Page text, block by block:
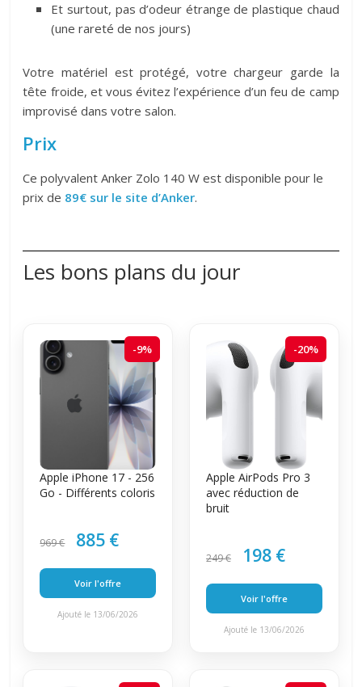
Et surtout, pas d’odeur étrange de plastique chaud
(une rareté de nos jours)
Votre matériel est protégé, votre chargeur garde la
tête froide, et vous évitez l’expérience d’un feu de camp
improvisé dans votre salon.
Prix
Ce polyvalent Anker Zolo 140 W est disponible pour le
prix de 89€ sur le site d’Anker.
Les bons plans du jour
-9%
Apple iPhone 17 - 256
Go - Différents coloris
969 € 885 €
Voir l'offre
Ajouté le 13/06/2026
-20%
Apple AirPods Pro 3
avec réduction de
bruit
249 € 198 €
Voir l'offre
Ajouté le 13/06/2026